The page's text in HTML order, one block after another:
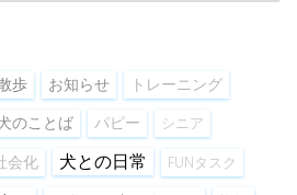
歩 お知らせ トレーニング
のことば パピー シニア
会化 犬との日常 FUNタスク